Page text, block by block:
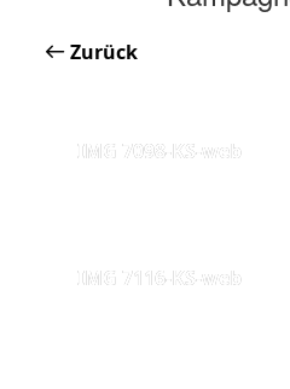
Zurück
IMG 7098-KS-web
IMG 7116-KS-web